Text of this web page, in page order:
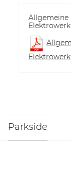
Allgemeine
Parkside